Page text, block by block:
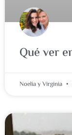
Qué ver
Noelia y Virginia